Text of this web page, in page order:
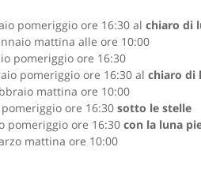
pomeriggio ore 16:30 al chiaro di
mattina alle ore 10:00
pomeriggio ore 16:30
pomeriggio ore 16:30 al chiaro di
mattina ore 10:00
ore 16:30 sotto le stelle
pomeriggio ore 16:30 con la luna
mattina ore 10:00